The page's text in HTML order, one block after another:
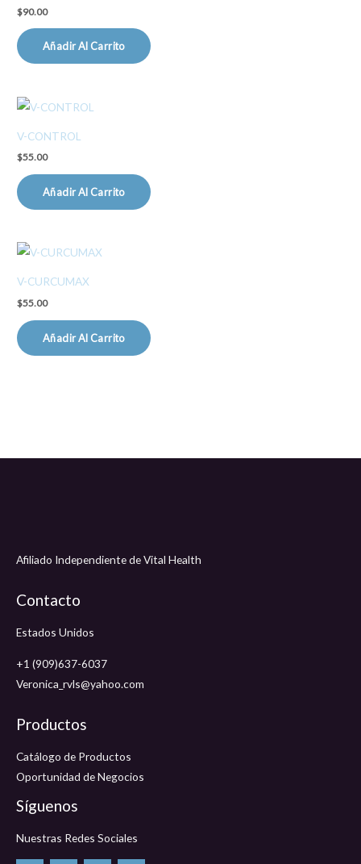
$90.00
Añadir Al Carrito
V-CONTROL
$55.00
Añadir Al Carrito
V-CURCUMAX
$55.00
Añadir Al Carrito
Afiliado Independiente de Vital Health
Contacto
Estados Unidos
+1 (909)637-6037
Veronica_rvls@yahoo.com
Productos
Catálogo de Productos
Oportunidad de Negocios
Síguenos
Nuestras Redes Sociales